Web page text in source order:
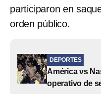
participaron en
orden público.
DEPORTES
América vs
operativo de